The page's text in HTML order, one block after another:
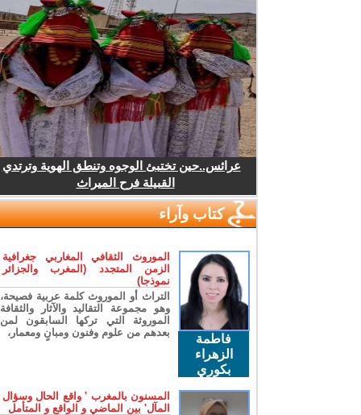
عرائس..حين تختبئ الوجوه وتنطق الهوية وترتدي
القبيلة فرح الميراث
كتاب وآراء
فاطمة
الزهراء
بكوري
الموروث الثقافي المغاربي جغرافية
الزمن المتجدد (المغرب والجزائر
نموذجا)
التراث أو الموروث كلمة عربية فصيحة،
وهو مجموعة التقاليد والآثار والثقافة
الموروثة التي تركها السابقون لمن
بعدهم من علوم وفنون ومبانٍ ومعمار،
المسنون بالمغرب ' واقع الحال وسؤال
المآل' بين الماضي و الواقع و المتأمل